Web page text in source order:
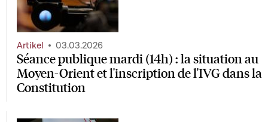
Séance publique mardi (14h) : la situation au
Moyen-Orient et l'inscription de l'IVG dans la
Constitution
Artikel 03.03.2026